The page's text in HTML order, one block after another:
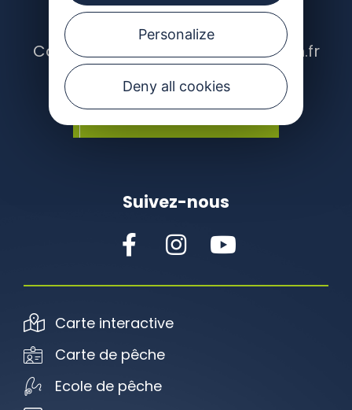
12000 Rodez
Tél. 05 65 68 41 52
Contact : contact@pecheaveyron.fr
CONTACTEZ-NOUS
Suivez-nous
Carte interactive
Carte de pêche
Ecole de pêche
Personalize
Deny all cookies